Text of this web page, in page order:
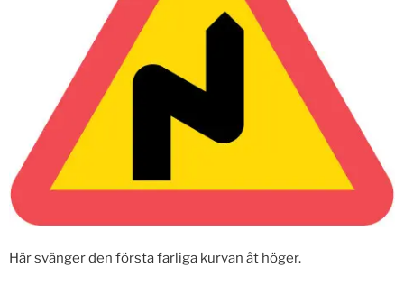
Här svänger den första farliga kurvan åt höger.